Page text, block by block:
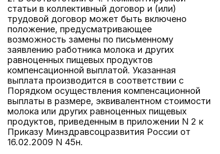
статьи в коллективный договор и (или)
трудовой договор может быть включено
положение, предусматривающее
возможность замены по письменному
заявлению работника молока и других
равноценных пищевых продуктов
компенсационной выплатой. Указанная
выплата производится в соответствии с
Порядком осуществления компенсационной
выплаты в размере, эквивалентном стоимости
молока или других равноценных пищевых
продуктов, приведенным в приложении N 2 к
Приказу Минздравсоцразвития России от
16.02.2009 N 45н.